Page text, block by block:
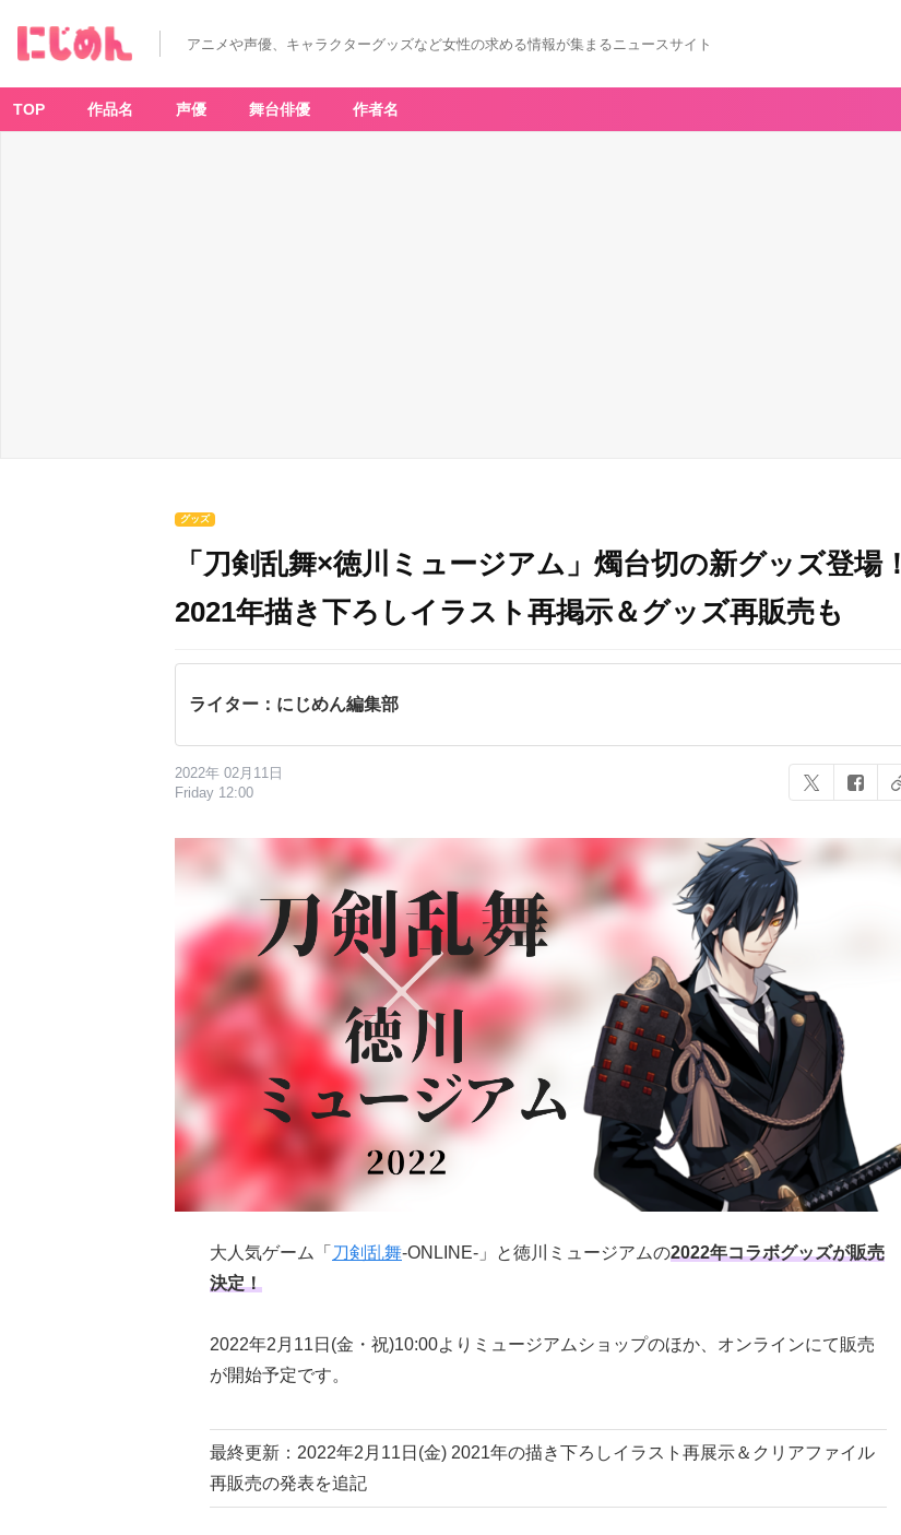
アニメや声優、キャラクターグッズなど女性の求める情報が集まるニュースサイト
TOP 作品名 声優 舞台俳優 作者名
グッズ
「刀剣乱舞×徳川ミュージアム」燭台切の新グッズ登場！
2021年描き下ろしイラスト再掲示＆グッズ再販売も
ライター：にじめん編集部
2022年 02月11日
Friday 12:00
大人気ゲーム「 刀剣乱舞-ONLINE-」と徳川ミュージアムの2022年コラボグッズが販売
決定！
2022年2月11日(金・祝)10:00よりミュージアムショップのほか、オンラインにて販売
が開始予定です。
最終更新：2022年2月11日(金) 2021年の描き下ろしイラスト再展示＆クリアファイル
再販売の発表を追記